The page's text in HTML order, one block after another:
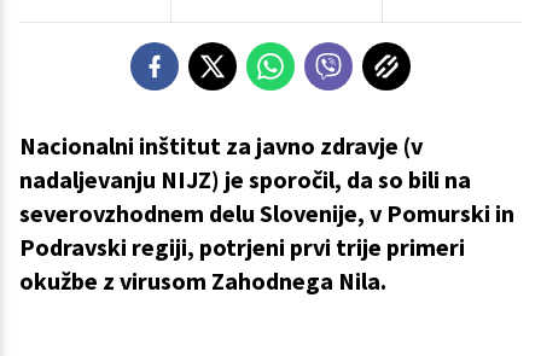
Nacionalni inštitut za javno zdravje (v
nadaljevanju NIJZ) je sporočil, da so bili na
severovzhodnem delu Slovenije, v Pomurski in
Podravski regiji, potrjeni prvi trije primeri
okužbe z virusom Zahodnega Nila.